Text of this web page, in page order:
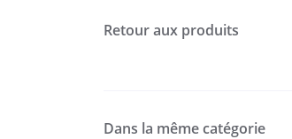
Retour aux produits
Dans la même catégorie